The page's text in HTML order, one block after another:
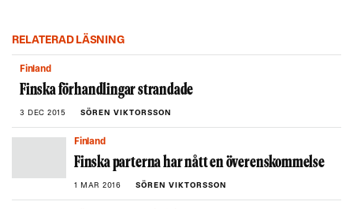
RELATERAD LÄSNING
Finland
Finska förhandlingar strandade
3 DEC 2015 SÖREN VIKTORSSON
Finland
Finska parterna har nått en överenskommelse
1 MAR 2016 SÖREN VIKTORSSON